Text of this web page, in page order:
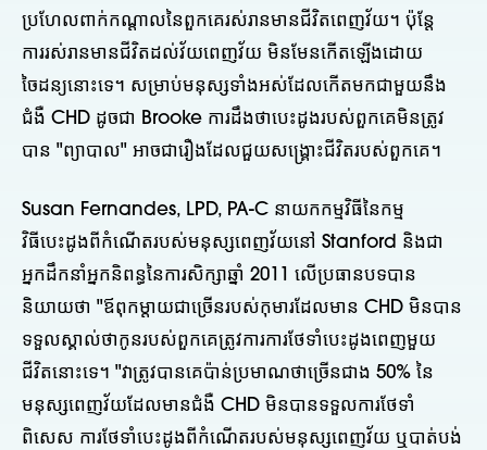
ប្រហែលពាក់កណ្តាលនៃពួកគេរស់រានមានជីវិតពេញវ័យ។ ប៉ុន្តែ
ការរស់រានមានជីវិតដល់វ័យពេញវ័យ មិនមែនកើតឡើងដោយ
ចៃដន្យនោះទេ។ សម្រាប់មនុស្សទាំងអស់ដែលកើតមកជាមួយនឹង
ជំងឺ CHD ដូចជា Brooke ការដឹងថាបេះដូងរបស់ពួកគេមិនត្រូវ
បាន "ព្យាបាល" អាចជារឿងដែលជួយសង្គ្រោះជីវិតរបស់ពួកគេ។
Susan Fernandes, LPD, PA-C នាយកកម្មវិធីនៃកម្ម
វិធីបេះដូងពីកំណើតរបស់មនុស្សពេញវ័យនៅ Stanford និងជា
អ្នកដឹកនាំអ្នកនិពន្ធនៃការសិក្សាឆ្នាំ 2011 លើប្រធានបទបាន
និយាយថា "ឪពុកម្តាយជាច្រើនរបស់កុមារដែលមាន CHD មិនបាន
ទទួលស្គាល់ថាកូនរបស់ពួកគេត្រូវការការថែទាំបេះដូងពេញមួយ
ជីវិតនោះទេ។ "វាត្រូវបានគេប៉ាន់ប្រមាណថាច្រើនជាង 50% នៃ
មនុស្សពេញវ័យដែលមានជំងឺ CHD មិនបានទទួលការថែទាំ
ពិសេស ការថែទាំបេះដូងពីកំណើតរបស់មនុស្សពេញវ័យ ឬបាត់បង់